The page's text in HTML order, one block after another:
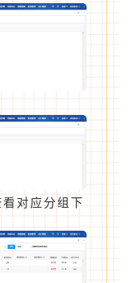
对应分组下